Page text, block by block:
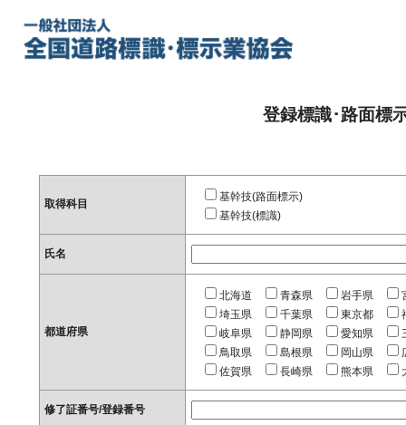
登録標識･路面標
取得科目
基幹技(路面標示)
基幹技(標識)
氏名
都道府県
北海道 青森県 岩手県
埼玉県
千葉県 東京都
岐阜県
静岡県 愛知県
鳥取県
島根県 岡山県
佐賀県
長崎県 熊本県
修了証番号/登録番号